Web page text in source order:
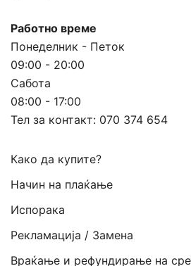
Работно време
Понеделник - Петок
09:00 - 20:00
Сабота
08:00 - 17:00
Тел за контакт: 070 374 654
Како да купите?
Начин на плаќање
Испорака
Рекламација / Замена
Враќање и рефундирање на